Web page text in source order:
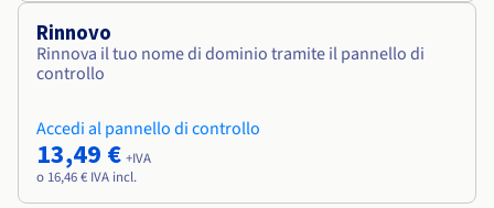
Rinnovo
Rinnova il tuo nome di dominio tramite il pannello di
controllo
Accedi al pannello di controllo
13,49 € +IVA
o 16,46 € IVA incl.